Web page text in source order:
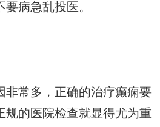
病急乱投医。
非常多，正确的治疗癫痫要
规的医院检查就显得尤为重